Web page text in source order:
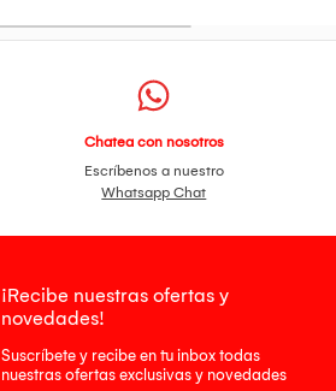
Chatea con nosotros
Escríbenos a nuestro
Whatsapp Chat
¡Recibe nuestras ofertas y
novedades!
Suscríbete y recibe en tu inbox todas
nuestras ofertas exclusivas y novedades